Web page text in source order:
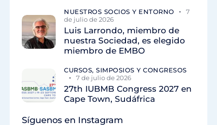
NUESTROS SOCIOS Y ENTORNO
7
de julio de 2026
Luis Larrondo, miembro de
nuestra Sociedad, es elegido
miembro de EMBO
CURSOS, SIMPOSIOS Y CONGRESOS
7 de julio de 2026
27th IUBMB Congress 2027 en
Cape Town, Sudáfrica
Síguenos en Instagram